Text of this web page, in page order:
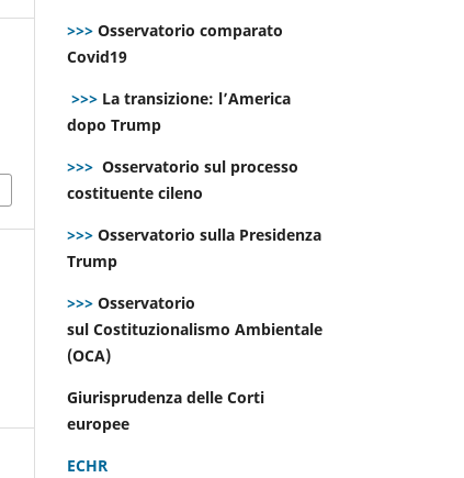
>>> Osservatorio comparato
Covid19
>>> La transizione: l’America
dopo Trump
>>> Osservatorio sul processo
costituente cileno
>>> Osservatorio sulla Presidenza
Trump
>>> Osservatorio
sul Costituzionalismo Ambientale
(OCA)
Giurisprudenza delle Corti
europee
ECHR